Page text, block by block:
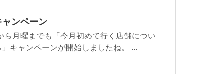
ンペーン
ら月曜までも「今月初めて行く店舗につい
キャンペーンが開始しましたね。 ...